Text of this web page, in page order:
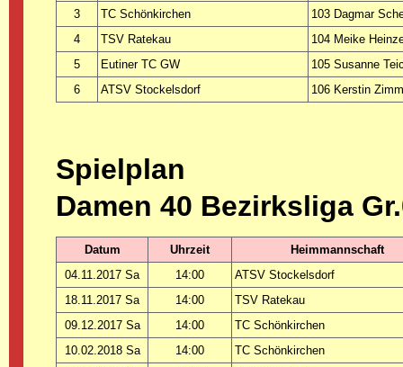
3
TC Schönkirchen
103 Dagmar
4
TSV Ratekau
104 Meike
5
Eutiner TC GW
105 Susanne
6
ATSV Stockelsdorf 106 Kerstin
Spielplan
Damen 40 Bezirksliga
Datum Uhrzeit
Heimmannschaft
04.11.2017 Sa
14:00
ATSV Stockelsdorf
18.11.2017 Sa
14:00
TSV Ratekau
09.12.2017 Sa
14:00
TC Schönkirchen
10.02.2018 Sa
14:00
TC Schönkirchen